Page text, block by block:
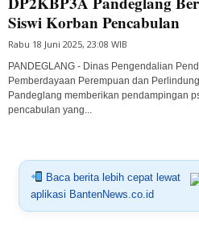
Siswi Korban Pencabulan
Rabu 18 Juni 2025, 23:08 WIB
PANDEGLANG - Dinas Pengendalian
Pemberdayaan Perempuan dan
Pandeglang memberikan pendampingan
pencabulan yang...
Baca berita lebih cepat lewat
aplikasi BantenNews.co.id